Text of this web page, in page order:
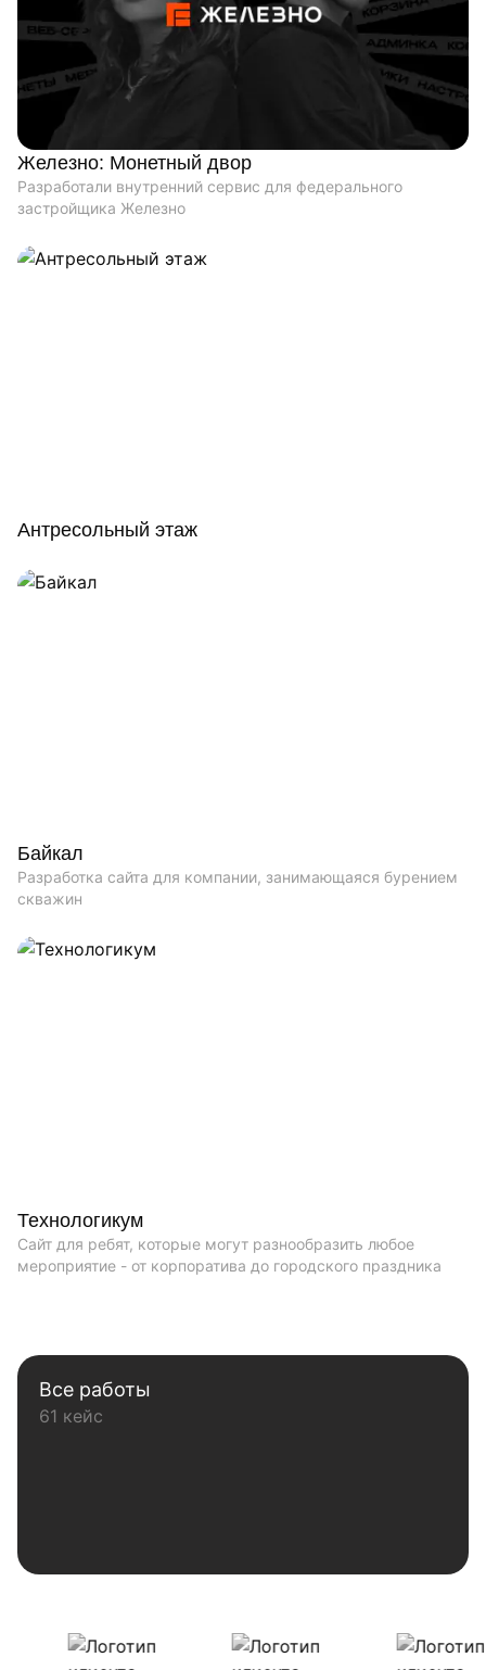
Железно: Монетный двор
Разработали внутренний сервис для федерального
застройщика Железно
Антресольный этаж
Байкал
Разработка сайта для компании, занимающаяся бурением
скважин
Технологикум
Сайт для ребят, которые могут разнообразить любое
мероприятие - от корпоратива до городского праздника
Все работы
61 кейс
Наши клиенты